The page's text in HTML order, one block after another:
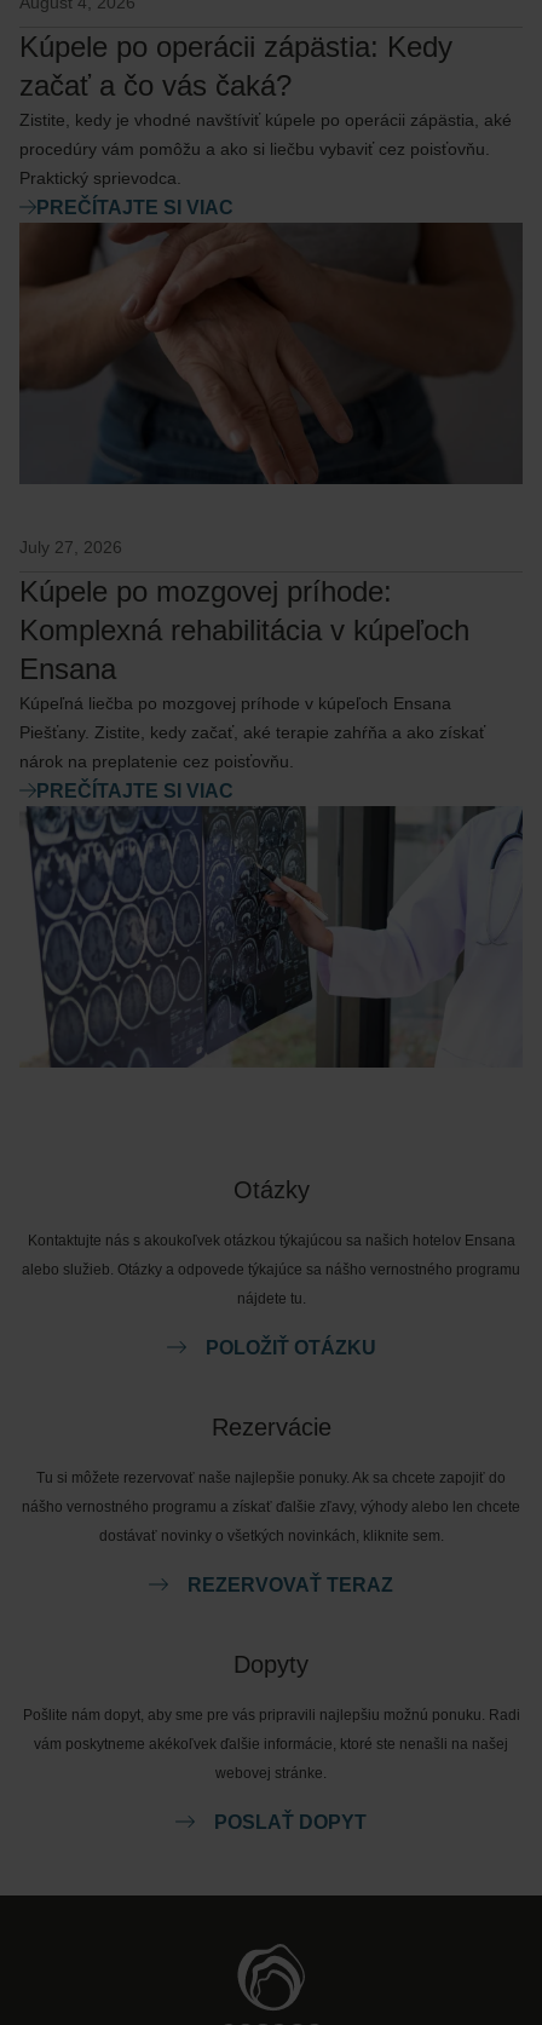
Kúpele po operácii zápästia: Kedy
začať a čo vás čaká?
Zistite, kedy je vhodné navštíviť kúpele po operácii zápästia, aké
procedúry vám pomôžu a ako si liečbu vybaviť cez poisťovňu.
Praktický sprievodca.
PREČÍTAJTE SI VIAC
July 27, 2026
Kúpele po mozgovej príhode:
Komplexná rehabilitácia v kúpeľoch
Ensana
Kúpeľná liečba po mozgovej príhode v kúpeľoch Ensana
Piešťany. Zistite, kedy začať, aké terapie zahŕňa a ako získať
nárok na preplatenie cez poisťovňu.
PREČÍTAJTE SI VIAC
Otázky
Kontaktujte nás s akoukoľvek otázkou týkajúcou sa našich hotelov Ensana
alebo služieb. Otázky a odpovede týkajúce sa nášho vernostného programu
nájdete tu.
POLOŽIŤ OTÁZKU
Rezervácie
Tu si môžete rezervovať naše najlepšie ponuky. Ak sa chcete zapojiť do
nášho vernostného programu a získať ďalšie zľavy, výhody alebo len chcete
dostávať novinky o všetkých novinkách, kliknite sem.
REZERVOVAŤ TERAZ
Dopyty
Pošlite nám dopyt, aby sme pre vás pripravili najlepšiu možnú ponuku. Radi
vám poskytneme akékoľvek ďalšie informácie, ktoré ste nenašli na našej
webovej stránke.
POSLAŤ DOPYT